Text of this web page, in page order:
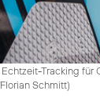
Tracking für
Schmitt)